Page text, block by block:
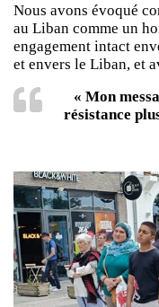
Nous avons évoqué
au Liban comme un
engagement intact
et envers le Liban, et
« Mon
résistance